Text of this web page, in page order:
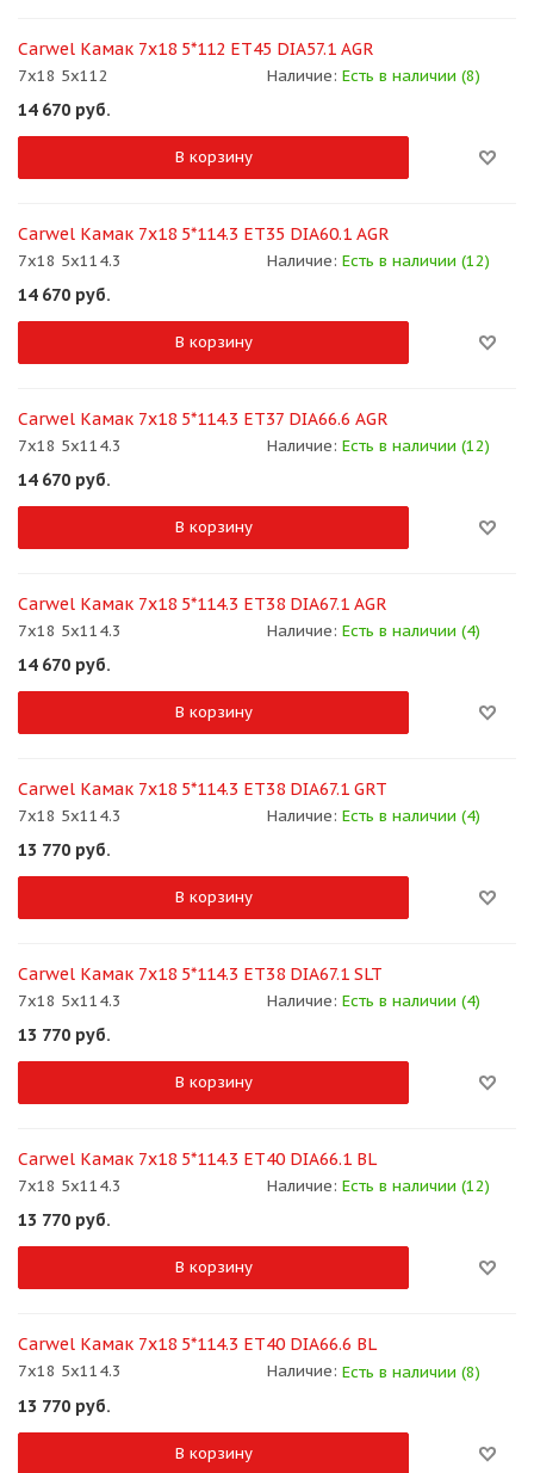
Carwel Камак 7x18 5*112 ET45 DIA57.1 AGR
7x18 5x112 Наличие: Есть в наличии (8)
14 670 руб.
В корзину
Carwel Камак 7x18 5*114.3 ET35 DIA60.1 AGR
7x18 5x114.3 Наличие: Есть в наличии (12)
14 670 руб.
В корзину
Carwel Камак 7x18 5*114.3 ET37 DIA66.6 AGR
7x18 5x114.3 Наличие: Есть в наличии (12)
14 670 руб.
В корзину
Carwel Камак 7x18 5*114.3 ET38 DIA67.1 AGR
7x18 5x114.3 Наличие: Есть в наличии (4)
14 670 руб.
В корзину
Carwel Камак 7x18 5*114.3 ET38 DIA67.1 GRT
7x18 5x114.3 Наличие: Есть в наличии (4)
13 770 руб.
В корзину
Carwel Камак 7x18 5*114.3 ET38 DIA67.1 SLT
7x18 5x114.3 Наличие: Есть в наличии (4)
13 770 руб.
В корзину
Carwel Камак 7x18 5*114.3 ET40 DIA66.1 BL
7x18 5x114.3 Наличие: Есть в наличии (12)
13 770 руб.
В корзину
Carwel Камак 7x18 5*114.3 ET40 DIA66.6 BL
7x18 5x114.3 Наличие: Есть в наличии (8)
13 770 руб.
В корзину